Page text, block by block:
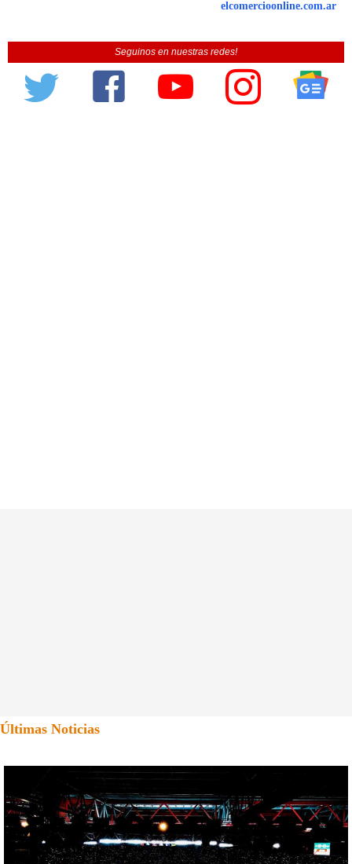
elcomercioonline.com.ar
Seguinos en nuestras redes!
Últimas Noticias